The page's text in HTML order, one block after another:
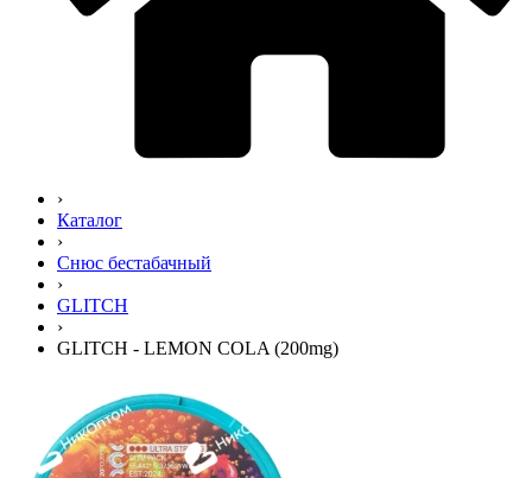
›
Каталог
›
Снюс бестабачный
›
GLITCH
›
GLITCH - LEMON COLA (200mg)